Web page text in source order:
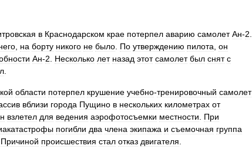
в Краснодарском крае потерпел аварию самолет Ан-2
на борту никого не было По утверждению пилота он
Ан-2 Несколько лет назад этот самолет был снят с
области потерпел крушение учебно-тренировочный самолет
вблизи города Пущино в нескольких километрах от
взлетел для ведения аэрофотосъемки местности
При
погибли два члена экипажа и съемочная группа
Причиной происшествия стал отказ двигателя